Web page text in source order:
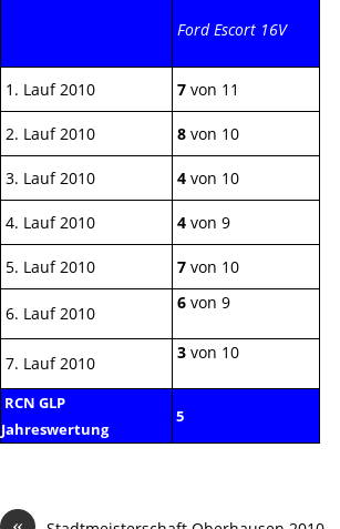
Ford Escort 16V
1. Lauf 2010 7 von 11
2. Lauf 2010 8 von 10
3. Lauf 2010 4 von 10
4. Lauf 2010 4 von 9
5. Lauf 2010 7 von 10
6. Lauf 2010
6 von 9
7. Lauf 2010
3 von 10
RCN GLP
Jahreswertung
5
«